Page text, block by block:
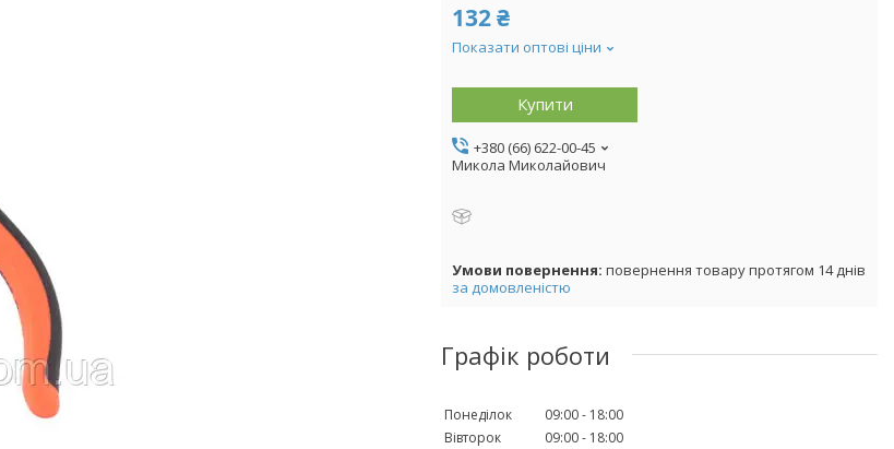
132 ₴
Показати оптові ціни
Купити
+380 (66) 622-00-45
Микола Миколайович
повернення товару протягом 14 днів
за домовленістю
Графік роботи
Понеділок 09:00
18:00
Вівторок
09:00
18:00